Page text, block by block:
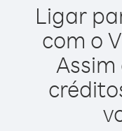
Ligar
com o